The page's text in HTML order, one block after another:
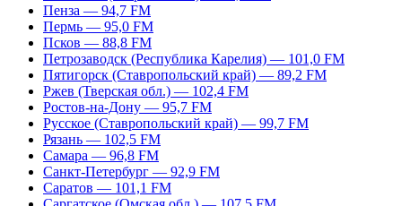
Пенза — 94,7 FM
Пермь — 95,0 FM
Псков — 88,8 FM
Петрозаводск (Республика Карелия) — 101,0 FM
Пятигорск (Ставропольский край) — 89,2 FM
Ржев (Тверская обл.) — 102,4 FM
Ростов-на-Дону — 95,7 FM
Русское (Ставропольский край) — 99,7 FM
Рязань — 102,5 FM
Самара — 96,8 FM
Санкт-Петербург — 92,9 FM
Саратов — 101,1 FM